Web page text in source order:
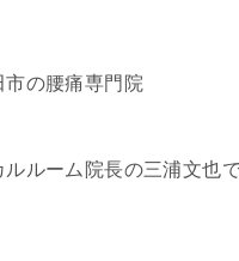
市の腰痛専門院
ルルーム院長の三浦文也